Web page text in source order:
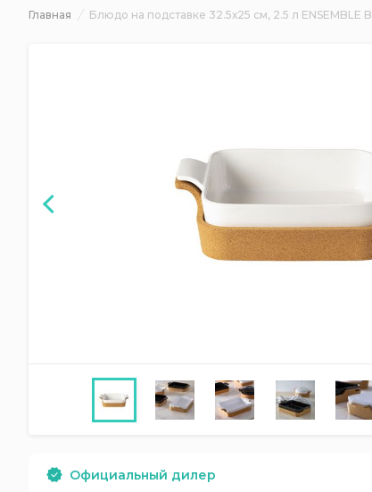
Главная Блюдо на подставке 32.5х25 см, 2.5 л ENSEMBLE
Официальный дилер